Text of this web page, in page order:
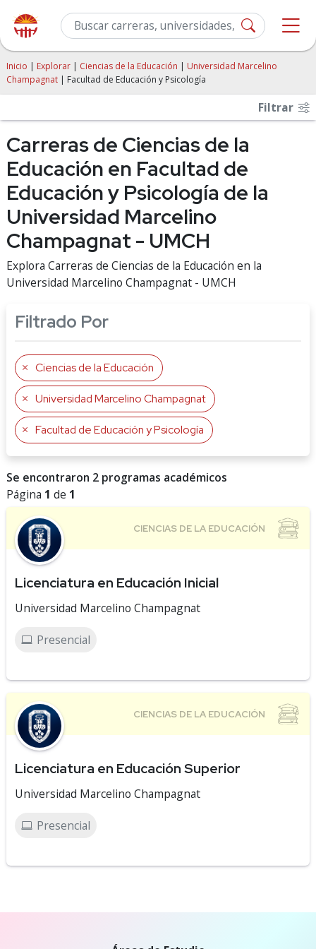
Inicio | Explorar | Ciencias de la Educación | Universidad Marcelino
Champagnat | Facultad de Educación y Psicología
Filtrar
Carreras de Ciencias de la
Educación en Facultad de
Educación y Psicología de la
Universidad Marcelino
Champagnat - UMCH
Explora Carreras de Ciencias de la Educación en la
Universidad Marcelino Champagnat - UMCH
Filtrado Por
Ciencias de la Educación
Universidad Marcelino Champagnat
Facultad de Educación y Psicología
Se encontraron 2 programas académicos
Página 1 de 1
Licenciatura en Educación Inicial
Universidad Marcelino Champagnat
Presencial
Licenciatura en Educación Superior
Universidad Marcelino Champagnat
Presencial